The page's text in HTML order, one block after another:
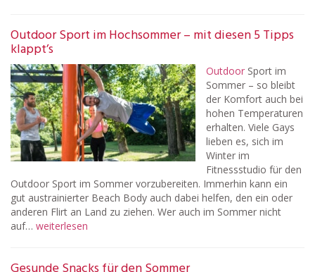
Outdoor Sport im Hochsommer – mit diesen 5 Tipps
klappt’s
Outdoor Sport im
Sommer – so bleibt
der Komfort auch bei
hohen Temperaturen
erhalten. Viele Gays
lieben es, sich im
Winter im
Fitnessstudio für den
Outdoor Sport im Sommer vorzubereiten. Immerhin kann ein
gut austrainierter Beach Body auch dabei helfen, den ein oder
anderen Flirt an Land zu ziehen. Wer auch im Sommer nicht
auf… weiterlesen